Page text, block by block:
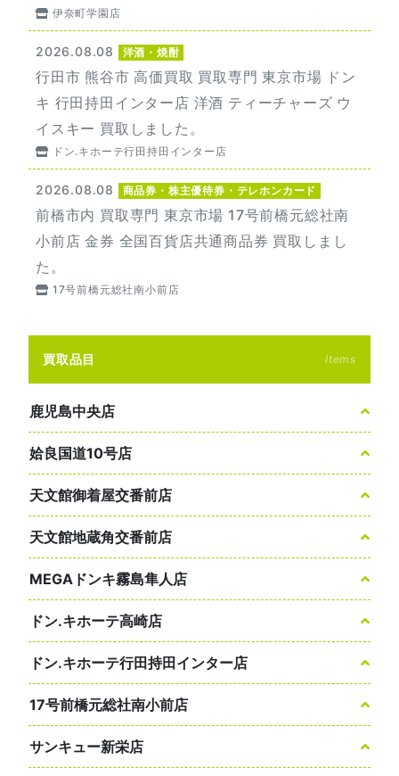
伊奈町学園店
2026.08.08 洋酒・焼酎
行田市 熊谷市 高価買取 買取専門 東京市場 ドン
キ 行田持田インター店 洋酒 ティーチャーズ ウ
イスキー 買取しました。
ドン.キホーテ行田持田インター店
2026.08.08 商品券・株主優待券・テレホンカード
前橋市内 買取専門 東京市場 17号前橋元総社南
小前店 金券 全国百貨店共通商品券 買取しまし
た。
17号前橋元総社南小前店
買取品目 Items
鹿児島中央店
姶良国道10号店
天文館御着屋交番前店
天文館地蔵角交番前店
MEGAドンキ霧島隼人店
ドン.キホーテ高崎店
ドン.キホーテ行田持田インター店
17号前橋元総社南小前店
サンキュー新栄店